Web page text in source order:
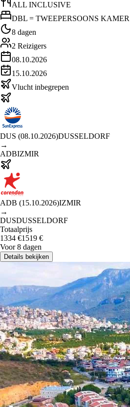
ALL INCLUSIVE
DBL = TWEEPERSOONS KAMER
8 dagen
2 Reizigers
08.10.2026
15.10.2026
Vlucht inbegrepen
DUS (08.10.2026)DUSSELDORF
→
ADBIZMIR
ADB (15.10.2026)IZMIR
→
DUSDUSSELDORF
Totaalprijs
1334 €1519 €
Voor 8 dagen
Details bekijken